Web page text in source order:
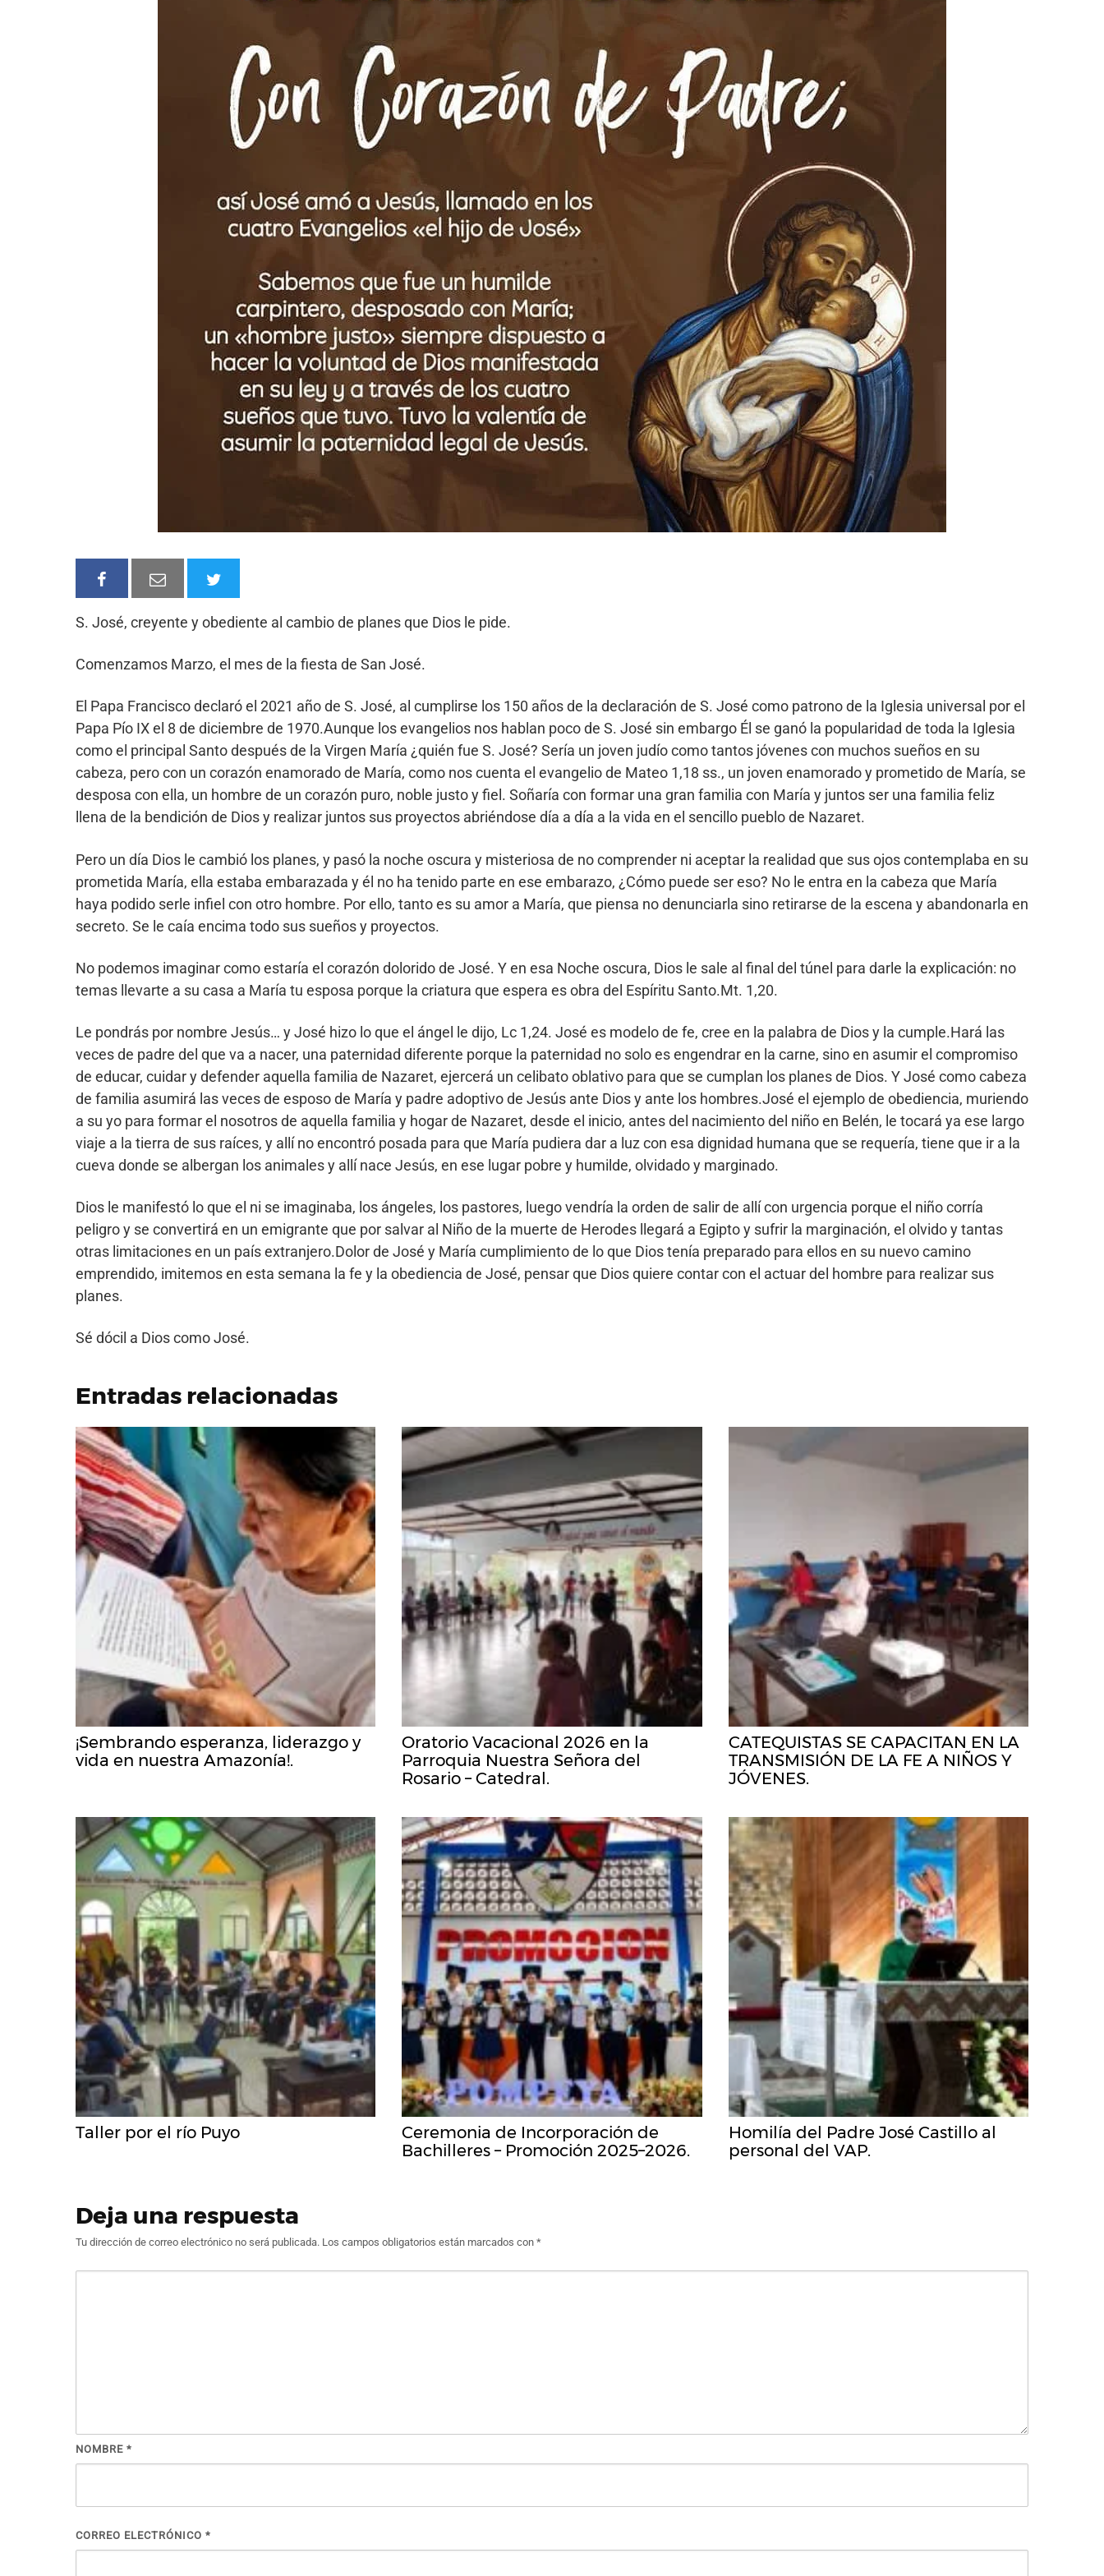
S. José, creyente y obediente al cambio de planes que Dios le pide.
Comenzamos Marzo, el mes de la fiesta de San José.
El Papa Francisco declaró el 2021 año de S. José, al cumplirse los 150 años de la declaración de S. José como patrono de la Iglesia universal por el
Papa Pío IX el 8 de diciembre de 1970.Aunque los evangelios nos hablan poco de S. José sin embargo Él se ganó la popularidad de toda la Iglesia
como el principal Santo después de la Virgen María ¿quién fue S. José? Sería un joven judío como tantos jóvenes con muchos sueños en su
cabeza, pero con un corazón enamorado de María, como nos cuenta el evangelio de Mateo 1,18 ss., un joven enamorado y prometido de María, se
desposa con ella, un hombre de un corazón puro, noble justo y fiel. Soñaría con formar una gran familia con María y juntos ser una familia feliz
llena de la bendición de Dios y realizar juntos sus proyectos abriéndose día a día a la vida en el sencillo pueblo de Nazaret.
Pero un día Dios le cambió los planes, y pasó la noche oscura y misteriosa de no comprender ni aceptar la realidad que sus ojos contemplaba en su
prometida María, ella estaba embarazada y él no ha tenido parte en ese embarazo, ¿Cómo puede ser eso? No le entra en la cabeza que María
haya podido serle infiel con otro hombre. Por ello, tanto es su amor a María, que piensa no denunciarla sino retirarse de la escena y abandonarla en
secreto. Se le caía encima todo sus sueños y proyectos.
No podemos imaginar como estaría el corazón dolorido de José. Y en esa Noche oscura, Dios le sale al final del túnel para darle la explicación: no
temas llevarte a su casa a María tu esposa porque la criatura que espera es obra del Espíritu Santo.Mt. 1,20.
Le pondrás por nombre Jesús… y José hizo lo que el ángel le dijo, Lc 1,24. José es modelo de fe, cree en la palabra de Dios y la cumple.Hará las
veces de padre del que va a nacer, una paternidad diferente porque la paternidad no solo es engendrar en la carne, sino en asumir el compromiso
de educar, cuidar y defender aquella familia de Nazaret, ejercerá un celibato oblativo para que se cumplan los planes de Dios. Y José como cabeza
de familia asumirá las veces de esposo de María y padre adoptivo de Jesús ante Dios y ante los hombres.José el ejemplo de obediencia, muriendo
a su yo para formar el nosotros de aquella familia y hogar de Nazaret, desde el inicio, antes del nacimiento del niño en Belén, le tocará ya ese largo
viaje a la tierra de sus raíces, y allí no encontró posada para que María pudiera dar a luz con esa dignidad humana que se requería, tiene que ir a la
cueva donde se albergan los animales y allí nace Jesús, en ese lugar pobre y humilde, olvidado y marginado.
Dios le manifestó lo que el ni se imaginaba, los ángeles, los pastores, luego vendría la orden de salir de allí con urgencia porque el niño corría
peligro y se convertirá en un emigrante que por salvar al Niño de la muerte de Herodes llegará a Egipto y sufrir la marginación, el olvido y tantas
otras limitaciones en un país extranjero.Dolor de José y María cumplimiento de lo que Dios tenía preparado para ellos en su nuevo camino
emprendido, imitemos en esta semana la fe y la obediencia de José, pensar que Dios quiere contar con el actuar del hombre para realizar sus
planes.
Sé dócil a Dios como José.
Entradas relacionadas
¡Sembrando esperanza, liderazgo y
vida en nuestra Amazonía!.
Oratorio Vacacional 2026 en la
Parroquia Nuestra Señora del
Rosario – Catedral.
CATEQUISTAS SE CAPACITAN EN LA
TRANSMISIÓN DE LA FE A NIÑOS Y
JÓVENES.
Taller por el río Puyo
Ceremonia de Incorporación de
Bachilleres – Promoción 2025–2026.
Homilía del Padre José Castillo al
personal del VAP.
Deja una respuesta
Tu dirección de correo electrónico no será publicada. Los campos obligatorios están marcados con *
NOMBRE *
CORREO ELECTRÓNICO *